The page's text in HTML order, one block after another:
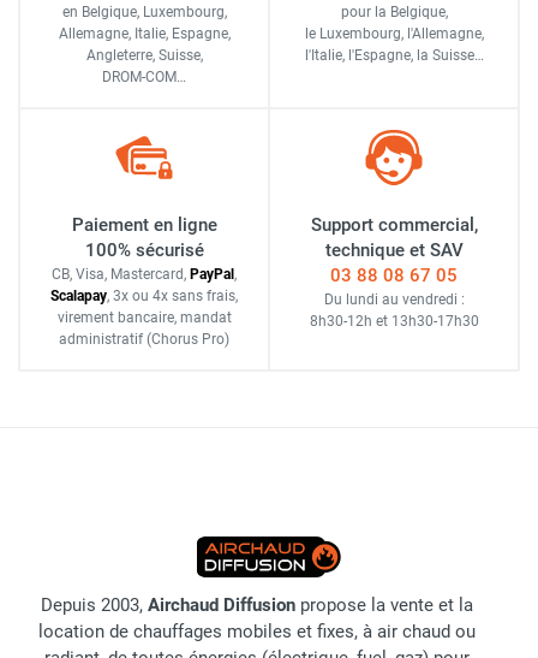
en Belgique, Luxembourg,
Allemagne, Italie, Espagne,
Angleterre, Suisse,
DROM-COM…
pour la Belgique,
le Luxembourg, l'Allemagne,
l'Italie, l'Espagne, la Suisse…
Paiement en ligne
100% sécurisé
CB, Visa, Mastercard, PayPal ,
Scalapay, 3x ou 4x sans frais,
virement bancaire, mandat
administratif (Chorus Pro)
Support commercial,
technique et SAV
03 88 08 67 05
Du lundi au vendredi :
8h30-12h et 13h30-17h30
Depuis 2003, Airchaud Diffusion propose la vente et la
location de chauffages mobiles et fixes, à air chaud ou